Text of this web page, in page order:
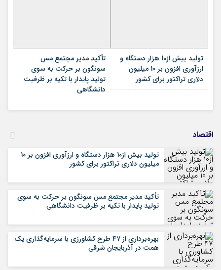
تولید بیش از10 هزار دستگاه و
ارزآوری افزون بر 10 میلیون
دلاری تراکتور برای کشور
تأکید مدیر مجتمع مس
سونگون بر حرکت به سوی
تولید پایدار با تکیه بر ظرفیت
دانشگاهی
اقتصاد
تولید بیش از10 هزار دستگاه و ارزآوری افزون بر 10
میلیون دلاری تراکتور برای کشور
تأکید مدیر مجتمع مس سونگون بر حرکت به سوی
تولید پایدار با تکیه بر ظرفیت دانشگاهی
بهره‌برداری از ۴۷ طرح کشاورزی با سرمایه‌گذاری یک
همت در آذربایجان شرقی